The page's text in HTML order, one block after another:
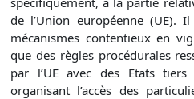
de l’Union européenne (UE).
mécanismes contentieux en
que des règles procédurales
par l’UE avec des Etats
organisant l’accès des